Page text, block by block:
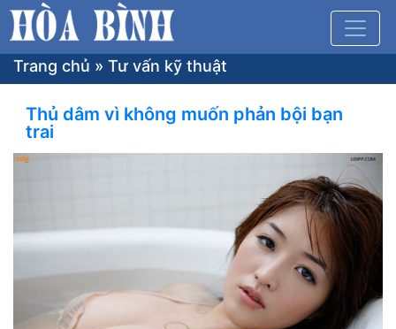
Trang chủ » Tư vấn kỹ thuật
Thủ dâm vì không muốn phản bội bạn
trai